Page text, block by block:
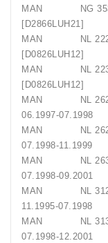
MAN NG
MAN NL 222
MAN NL 223
MAN NL
06.1997-
MAN NL
07.1998-
MAN NL
07.1998-
MAN NL
11.1995-
MAN NL
07.1998-